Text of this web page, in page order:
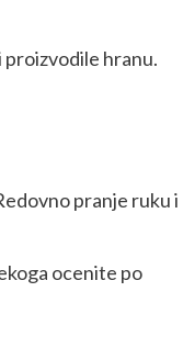
hranu.
pranje ruku i
ocenite po